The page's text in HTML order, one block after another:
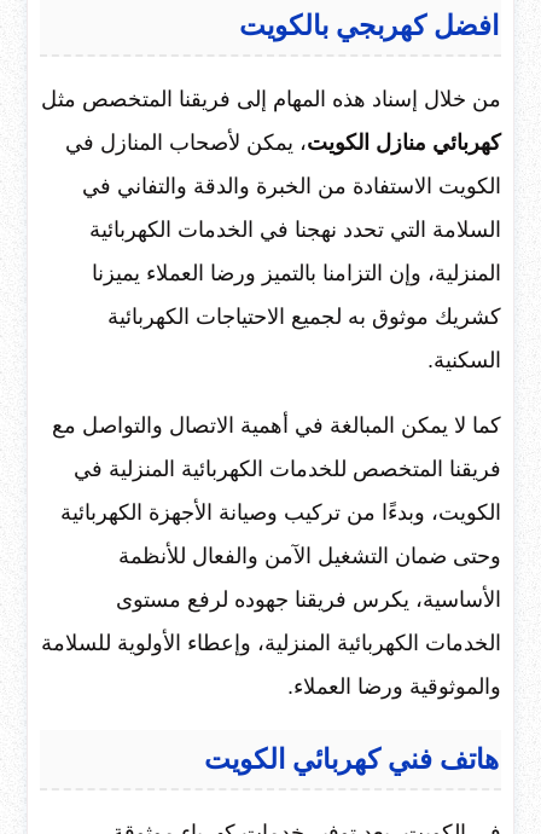
افضل كهربجي بالكويت
من خلال إسناد هذه المهام إلى فريقنا المتخصص مثل
كهربائي منازل الكويت، يمكن لأصحاب المنازل في
الكويت الاستفادة من الخبرة والدقة والتفاني في
السلامة التي تحدد نهجنا في الخدمات الكهربائية
المنزلية، وإن التزامنا بالتميز ورضا العملاء يميزنا
كشريك موثوق به لجميع الاحتياجات الكهربائية
السكنية.
كما لا يمكن المبالغة في أهمية الاتصال والتواصل مع
فريقنا المتخصص للخدمات الكهربائية المنزلية في
الكويت، وبدءًا من تركيب وصيانة الأجهزة الكهربائية
وحتى ضمان التشغيل الآمن والفعال للأنظمة
الأساسية، يكرس فريقنا جهوده لرفع مستوى
الخدمات الكهربائية المنزلية، وإعطاء الأولوية للسلامة
والموثوقية ورضا العملاء.
هاتف فني كهربائي الكويت